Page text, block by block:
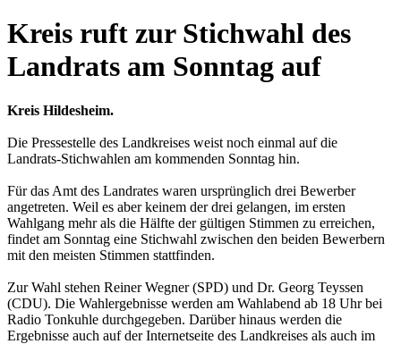
Kreis ruft zur Stichwahl des
Landrats am Sonntag auf
Kreis Hildesheim.
Die Pressestelle des Landkreises weist noch einmal auf die
Landrats-Stichwahlen am kommenden Sonntag hin.
Für das Amt des Landrates waren ursprünglich drei Bewerber
angetreten. Weil es aber keinem der drei gelangen, im ersten
Wahlgang mehr als die Hälfte der gültigen Stimmen zu erreichen,
findet am Sonntag eine Stichwahl zwischen den beiden Bewerbern
mit den meisten Stimmen stattfinden.
Zur Wahl stehen Reiner Wegner (SPD) und Dr. Georg Teyssen
(CDU). Die Wahlergebnisse werden am Wahlabend ab 18 Uhr bei
Radio Tonkuhle durchgegeben. Darüber hinaus werden die
Ergebnisse auch auf der Internetseite des Landkreises als auch im